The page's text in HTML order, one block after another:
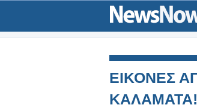
ΕΙΚΟΝΕΣ
ΚΑΛΑΜΑΤΑ!